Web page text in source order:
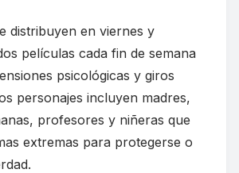
distribuyen en viernes y
películas cada fin de semana
psicológicas y giros
personajes incluyen madres,
profesores y niñeras que
extremas para protegerse o